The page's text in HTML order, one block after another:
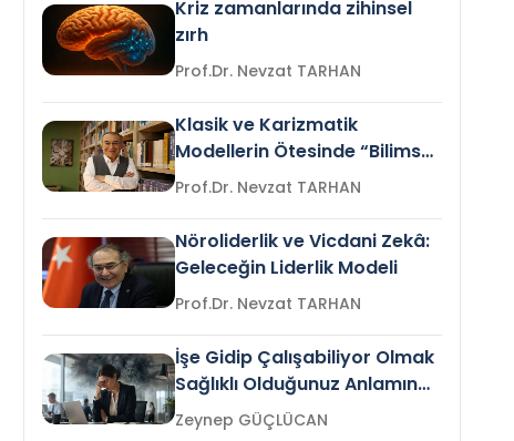
Kriz zamanlarında zihinsel
zırh
Prof.Dr. Nevzat TARHAN
Klasik ve Karizmatik
Modellerin Ötesinde “Bilimsel
Liderlik”
Prof.Dr. Nevzat TARHAN
Nöroliderlik ve Vicdani Zekâ:
Geleceğin Liderlik Modeli
Prof.Dr. Nevzat TARHAN
İşe Gidip Çalışabiliyor Olmak
Sağlıklı Olduğunuz Anlamına
Gelir mi?Zeynep GÜÇLÜCAN